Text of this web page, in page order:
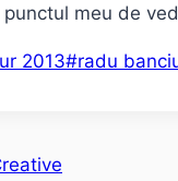
meu de
2013#radu